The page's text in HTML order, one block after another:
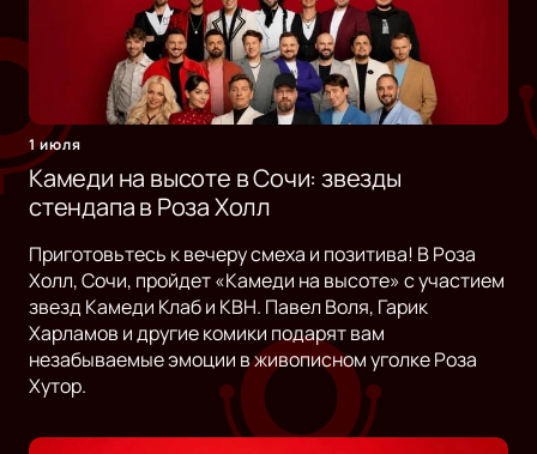
1 июля
Камеди на высоте в Сочи: звезды
стендапа в Роза Холл
Приготовьтесь к вечеру смеха и позитива! В Роза
Холл, Сочи, пройдет «Камеди на высоте» с участием
звезд Камеди Клаб и КВН. Павел Воля, Гарик
Харламов и другие комики подарят вам
незабываемые эмоции в живописном уголке Роза
Хутор.